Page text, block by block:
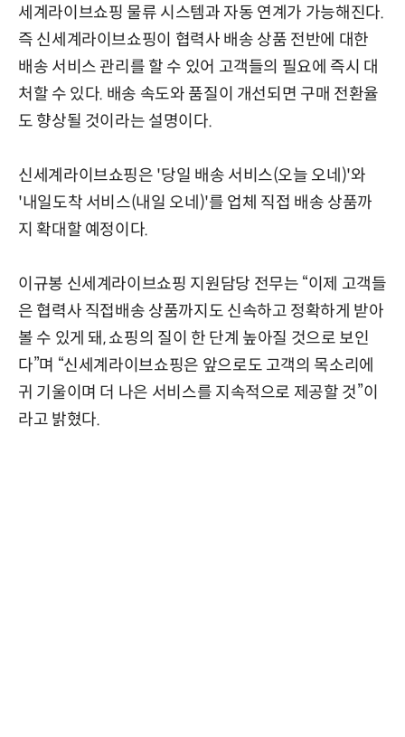
세계라이브쇼핑 물류 시스템과 자동 연계가 가능해진다.
즉 신세계라이브쇼핑이 협력사 배송 상품 전반에 대한
배송 서비스 관리를 할 수 있어 고객들의 필요에 즉시 대
처할 수 있다. 배송 속도와 품질이 개선되면 구매 전환율
도 향상될 것이라는 설명이다.
신세계라이브쇼핑은 '당일 배송 서비스(오늘 오네)'와
'내일도착 서비스(내일 오네)'를 업체 직접 배송 상품까
지 확대할 예정이다.
이규봉 신세계라이브쇼핑 지원담당 전무는 “이제 고객들
은 협력사 직접배송 상품까지도 신속하고 정확하게 받아
볼 수 있게 돼, 쇼핑의 질이 한 단계 높아질 것으로 보인
다”며 “신세계라이브쇼핑은 앞으로도 고객의 목소리에
귀 기울이며 더 나은 서비스를 지속적으로 제공할 것”이
라고 밝혔다.